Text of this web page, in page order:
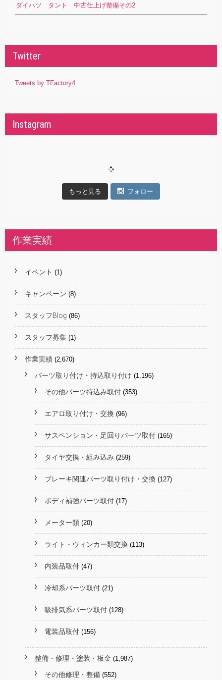
ダイハツ タント 中古仕上げ整備その2
Twitter
Tweets by TFactory4
Instagram
もっと見る フォロー
作業実績
イベント (1)
キャンペーン (8)
スタッフBlog (86)
スタッフ募集 (1)
作業実績 (2,670)
パーツ取り付け・持込取り付け (1,196)
その他パーツ持込み取付 (353)
エアロ取り付け・交換 (96)
サスペンション・足回りパーツ取付 (165)
タイヤ交換・組み込み (259)
ブレーキ関連パーツ取り付け・交換 (127)
ボディ補強パーツ取付 (17)
メーター類 (20)
ライト・ウィンカー類交換 (113)
内装品取付 (47)
冷却系パーツ取付 (21)
吸排気系パーツ取付 (128)
電装品取付 (156)
整備・修理・塗装・板金 (1,987)
その他修理・整備 (552)